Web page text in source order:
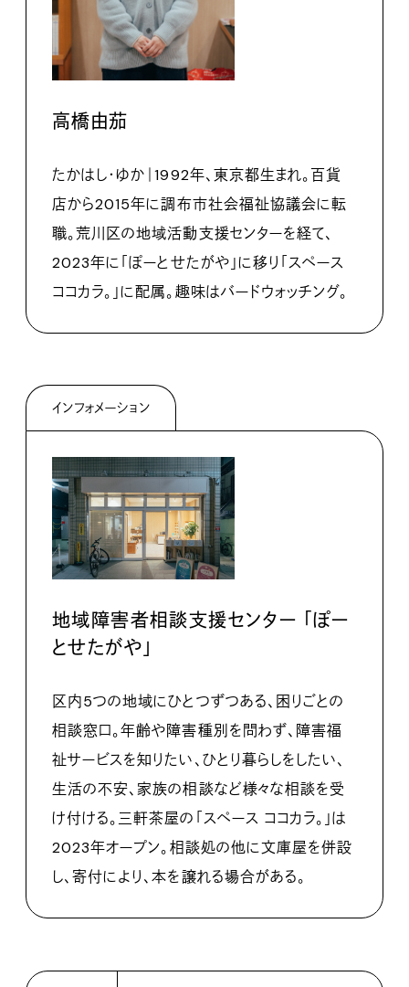
高橋由茄
たかはし・ゆか｜1992年、東京都生まれ。百貨
店から2015年に調布市社会福祉協議会に転
職。荒川区の地域活動支援センターを経て、
2023年に「ぽーとせたがや」に移り「スペース
ココカラ。」に配属。趣味はバードウォッチング。
インフォメーション
地域障害者相談支援センター 「ぽー
とせたがや」
区内5つの地域にひとつずつある、困りごとの
相談窓口。年齢や障害種別を問わず、障害福
祉サービスを知りたい、ひとり暮らしをしたい、
生活の不安、家族の相談など様々な相談を受
け付ける。三軒茶屋の「スペース ココカラ。」は
2023年オープン。相談処の他に文庫屋を併設
し、寄付により、本を譲れる場合がある。